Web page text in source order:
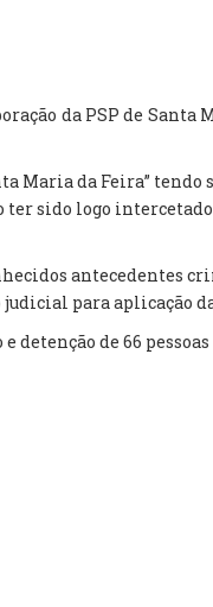
da PSP de
Maria da Feira” tendo
sido logo
para aplicação
detenção de 66